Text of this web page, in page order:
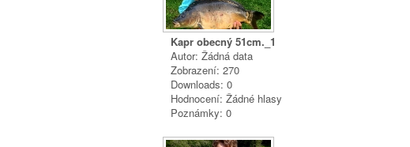
Kapr obecný 51cm._1
Autor: Žádná data
Zobrazení: 270
Downloads: 0
Hodnocení: Žádné hlasy
Poznámky: 0